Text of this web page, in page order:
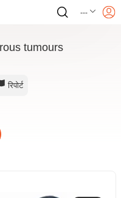
---
tumours
रिपोर्ट